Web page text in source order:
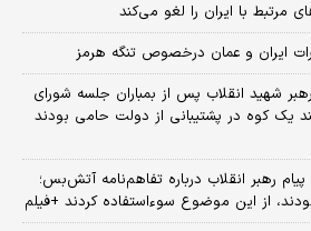
مرتبط با ایران را لغو می‌کند
ایران و عمان درخصوص تنگه هرمز
شهید انقلاب پس از بمباران جلسه شورای
یک کوه در پشتیبانی از دولت حامی بودند
رهبر انقلاب درباره تفاهم‌نامه آتش‌بس؛
از این موضوع سوءاستفاده کردند +فیلم